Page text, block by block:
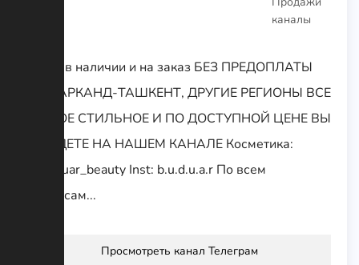
каналы
Вещи в наличии и на заказ БЕЗ ПРЕДОПЛАТЫ
САМАРКАНД-ТАШКЕНТ, ДРУГИЕ РЕГИОНЫ ВСЕ
САМОЕ СТИЛЬНОЕ И ПО ДОСТУПНОЙ ЦЕНЕ ВЫ
НАЙДЕТЕ НА НАШЕМ КАНАЛЕ Косметика:
@buduar_beauty Inst: b.u.d.u.a.r По всем
вопросам...
Просмотреть канал Телеграм